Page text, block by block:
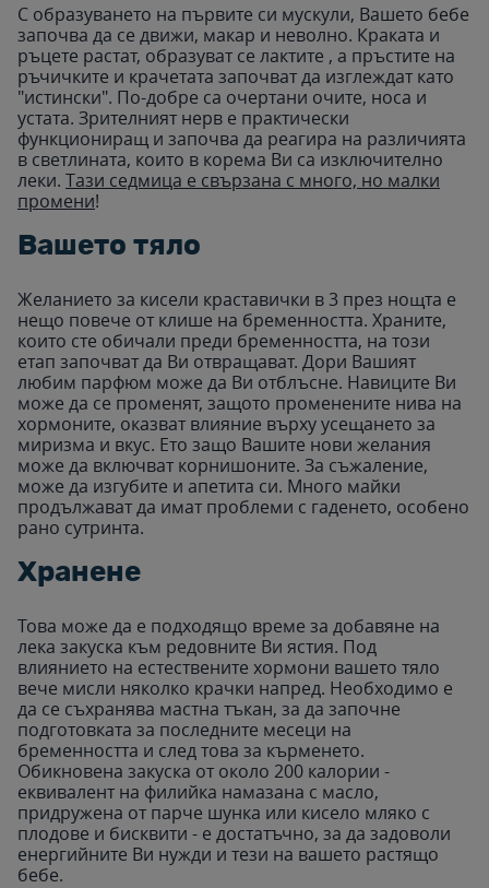
С образуването на първите си мускули, Вашето бебе
започва да се движи, макар и неволно. Краката и
ръцете растат, образуват се лактите , а пръстите на
ръчичките и крачетата започват да изглеждат като
"истински". По-добре са очертани очите, носа и
устата. Зрителният нерв е практически
функциониращ и започва да реагира на различията
в светлината, които в корема Ви са изключително
леки. Тази седмица е свързана с много, но малки
промени!
Вашето тяло
Желанието за кисели краставички в 3 през нощта е
нещо повече от клише на бременността. Храните,
които сте обичали преди бременността, на този
етап започват да Ви отвращават. Дори Вашият
любим парфюм може да Ви отблъсне. Навиците Ви
може да се променят, защото променените нива на
хормоните, оказват влияние върху усещането за
миризма и вкус. Ето защо Вашите нови желания
може да включват корнишоните. За съжаление,
може да изгубите и апетита си. Много майки
продължават да имат проблеми с гаденето, особено
рано сутринта.
Хранене
Това може да е подходящо време за добавяне на
лека закуска към редовните Ви ястия. Под
влиянието на естествените хормони вашето тяло
вече мисли няколко крачки напред. Необходимо е
да се съхранява мастна тъкан, за да започне
подготовката за последните месеци на
бременността и след това за кърменето.
Обикновена закуска от около 200 калории -
еквивалент на филийка намазана с масло,
придружена от парче шунка или кисело мляко с
плодове и бисквити - е достатъчно, за да задоволи
енергийните Ви нужди и тези на вашето растящо
бебе.